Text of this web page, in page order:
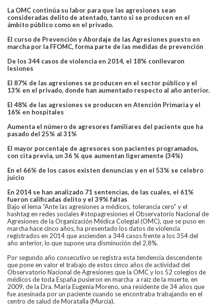
La OMC continúa su labor para que las agresiones sean
consideradas delito de atentado, tanto si se producen en el
ámbito público como en el privado.
El curso de Prevención y Abordaje de las Agresiones puesto en
marcha por la FFOMC, forma parte de las medidas de prevención
De los 344 casos de violencia en 2014, el 18% conllevaron
lesiones
El 87% de las agresiones se producen en el sector público y el
13% en el privado, donde han aumentado respecto al año anterior.
El 48% de las agresiones se producen en Atención Primaria y el
16% en hospitales
Aumenta el número de agresores familiares del paciente que ha
pasado del 25% al 31%
El mayor porcentaje de agresores son pacientes programados,
con cita previa, un 36 % que aumentan ligeramente (34%)
En el 66% de los casos existen denuncias y en el 53% se celebro
juicio
En 2014 se han analizado 71 sentencias, de las cuales, el 61%
fueron calificadas delito y el 39% faltas
Bajo el lema “Ante las agresiones a médicos, tolerancia cero” y el
hashtag en redes sociales #stopagresiones el Observatorio Nacional de
Agresiones de la Organización Médica Colegial (OMC), que se puso en
marcha hace cinco años, ha presentado los datos de violencia
registrados en 2014 que ascienden a 344 casos frente a los 354 del
año anterior, lo que supone una disminución del 2,8%.
Por segundo año consecutivo se registra esta tendencia descendente
que pone en valor el trabajo de estos cinco años de actividad del
Observatorio Nacional de Agresiones que la OMC y los 52 colegios de
médicos de toda España pusieron en marcha a raíz de la muerte, en
2009, de la Dra. María Eugenia Moreno, una residente de 34 años que
fue asesinada por un paciente cuando se encontraba trabajando en el
centro de salud de Moratalla (Murcia).